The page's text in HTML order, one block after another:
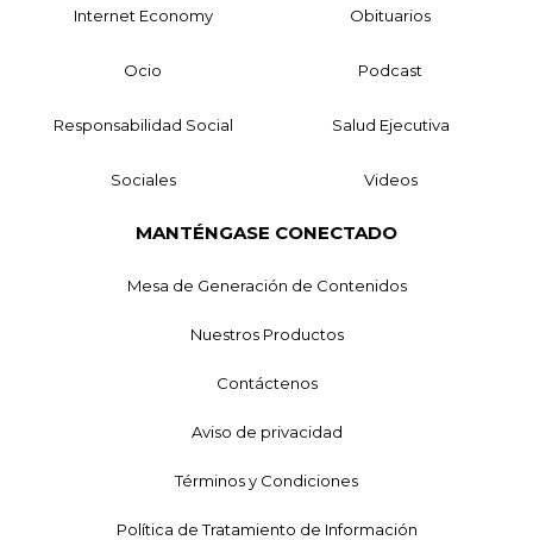
Internet Economy Obituarios
Ocio Podcast
Responsabilidad Social Salud Ejecutiva
Sociales Videos
MANTÉNGASE CONECTADO
Mesa de Generación de Contenidos
Nuestros Productos
Contáctenos
Aviso de privacidad
Términos y Condiciones
Política de Tratamiento de Información